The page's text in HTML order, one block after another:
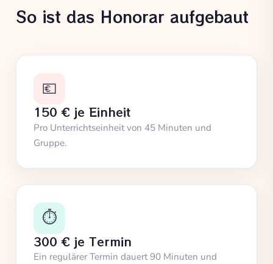
So ist das Honorar aufgebaut
💶
150 € je Einheit
Pro Unterrichtseinheit von 45 Minuten und
Gruppe.
⏱️
300 € je Termin
Ein regulärer Termin dauert 90 Minuten und